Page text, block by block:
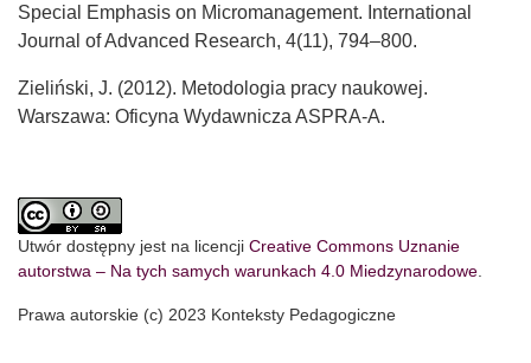
Special Emphasis on Micromanagement. International
Journal of Advanced Research, 4(11), 794–800.
Zieliński, J. (2012). Metodologia pracy naukowej.
Warszawa: Oficyna Wydawnicza ASPRA-A.
Utwór dostępny jest na licencji Creative Commons Uznanie
autorstwa – Na tych samych warunkach 4.0 Miedzynarodowe
Prawa autorskie (c) 2023 Konteksty Pedagogiczne